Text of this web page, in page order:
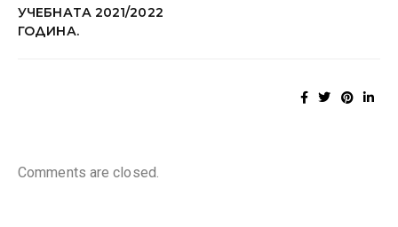
УЧЕБНАТА 2021/2022
ГОДИНА.
Comments are closed.